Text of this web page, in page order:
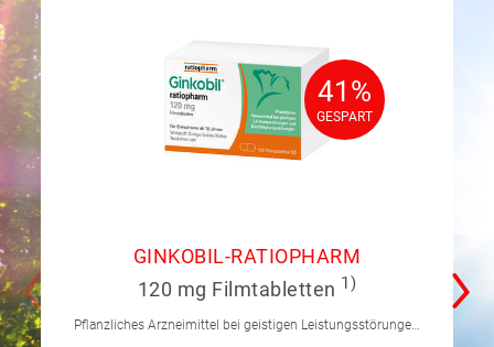
41%
GESPART
41%
GESPART
GINKOBIL-RATIOPHARM
120 mg Filmtabletten 1)
Pflanzliches Arzneimittel bei geistigen Leistungsstörungen und Durchblutungsstörungen.